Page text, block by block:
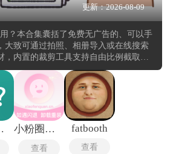
更新：2026-08-09
？本合集囊括了免费无广告的、可以手
大致可通过拍照、相册导入或在线搜索
，内置的裁剪工具支持自由比例截取与
。文字添加功能提供丰富的字体库与气
色、描边与阴影，部分制作表情包的
幕式滚动效果。贴纸与滤镜库包含热
夸张表情等元素，拖拽缩放后可叠加
作方面，关键帧截取与GIF合成工具允
为循环动画，并调节播放速度与帧
法 小粉圈最新版
查看
fatbooth
查看